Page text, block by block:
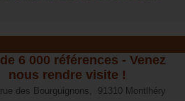
6 000 références - Venez
nous rendre visite !
des Bourguignons, 91310 Montlhéry